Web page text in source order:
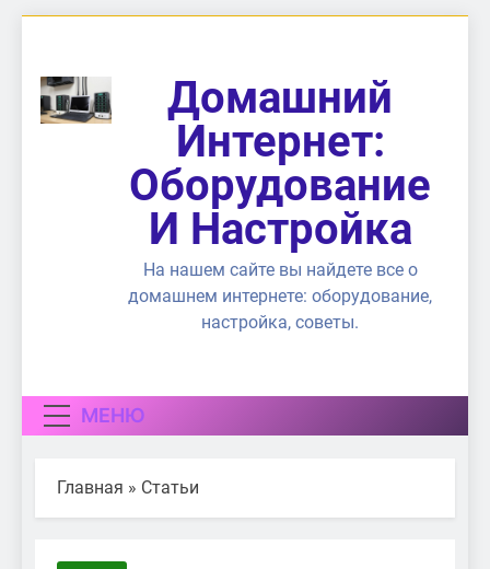
содержимому
Домашний
Интернет:
Оборудование
И Настройка
На нашем сайте вы найдете все о
домашнем интернете: оборудование,
настройка, советы.
МЕНЮ
Главная » Статьи